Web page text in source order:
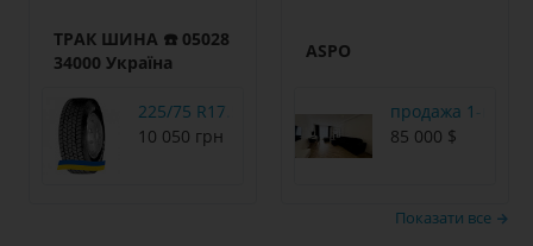
ТРАК ШИНА ☎️ 05028
34000 Україна
225/75 R17.5 Fulda Regioforce 129/127M
10 050 грн
ASPO
продажа 1-к
85 000 $
Показати все